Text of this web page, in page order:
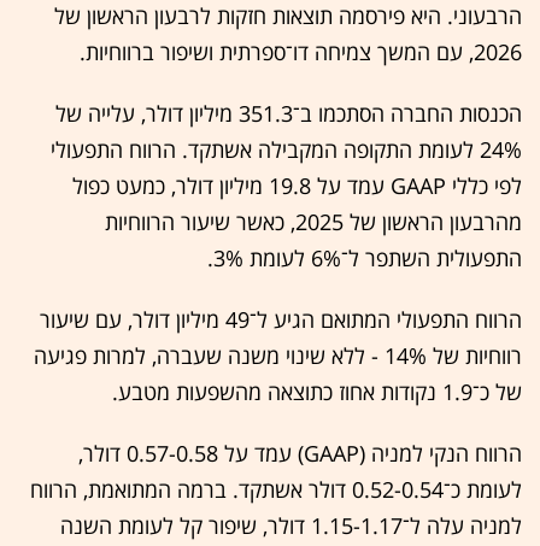
הרבעוני. היא פירסמה תוצאות חזקות לרבעון הראשון של
2026, עם המשך צמיחה דו־ספרתית ושיפור ברווחיות.
הכנסות החברה הסתכמו ב־351.3 מיליון דולר, עלייה של
24% לעומת התקופה המקבילה אשתקד. הרווח התפעולי
לפי כללי GAAP עמד על 19.8 מיליון דולר, כמעט כפול
מהרבעון הראשון של 2025, כאשר שיעור הרווחיות
התפעולית השתפר ל־6% לעומת 3%.
הרווח התפעולי המתואם הגיע ל־49 מיליון דולר, עם שיעור
רווחיות של 14% - ללא שינוי משנה שעברה, למרות פגיעה
של כ־1.9 נקודות אחוז כתוצאה מהשפעות מטבע.
הרווח הנקי למניה (GAAP) עמד על 0.57-0.58 דולר,
לעומת כ־0.52-0.54 דולר אשתקד. ברמה המתואמת, הרווח
למניה עלה ל־1.15-1.17 דולר, שיפור קל לעומת השנה